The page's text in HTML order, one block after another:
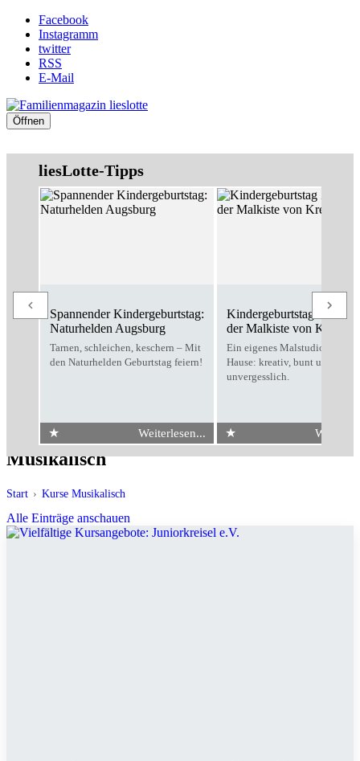
Facebook
Instagramm
twitter
RSS
E-Mail
Öffnen
liesLotte-Tipps
Spannender Kindergeburtstag:
Naturhelden Augsburg
Tarnen, schleichen, keschern – Mit
den Naturhelden Geburtstag feiern!
★ Weiterlesen...
Kindergeburtstag
der Malkiste von Kreativo
Ein eigenes Malstudio für zu
Hause: kreativ, bunt und
unvergesslich.
★
Musikalisch
Start › Kurse Musikalisch
Alle Einträge anschauen